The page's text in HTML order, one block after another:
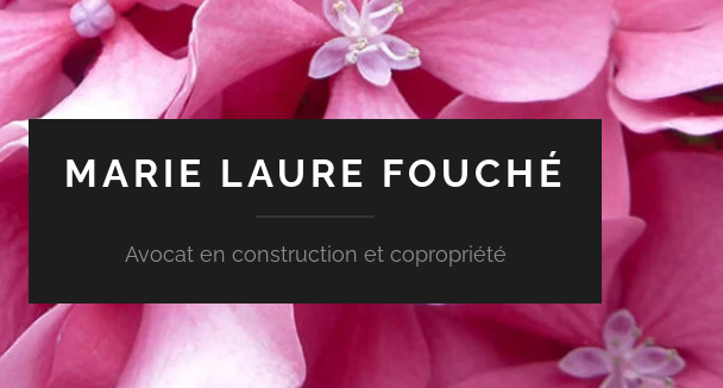
MARIE LAURE FOUCHÉ
Avocat en construction et copropriété